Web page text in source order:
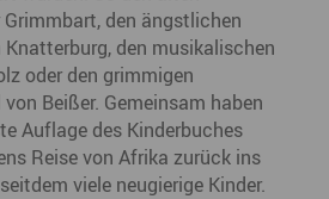
den ängstlichen
den musikalischen
oder den grimmigen
Beißer. Gemeinsam haben
Auflage des Kinderbuches
Reise von Afrika zurück ins
viele neugierige Kinder.